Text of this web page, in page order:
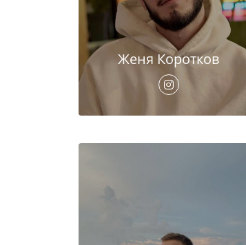
Женя Коротков